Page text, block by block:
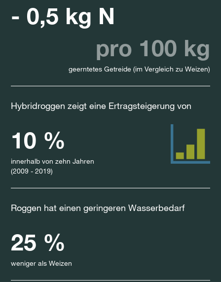
- 0,5 kg N
pro 100 kg
geerntetes Getreide (im Vergleich zu Weizen)
Hybridroggen zeigt eine Ertragsteigerung von
10 %
innerhalb von zehn Jahren
(2009 - 2019)
Roggen hat einen geringeren Wasserbedarf
25 %
weniger als Weizen